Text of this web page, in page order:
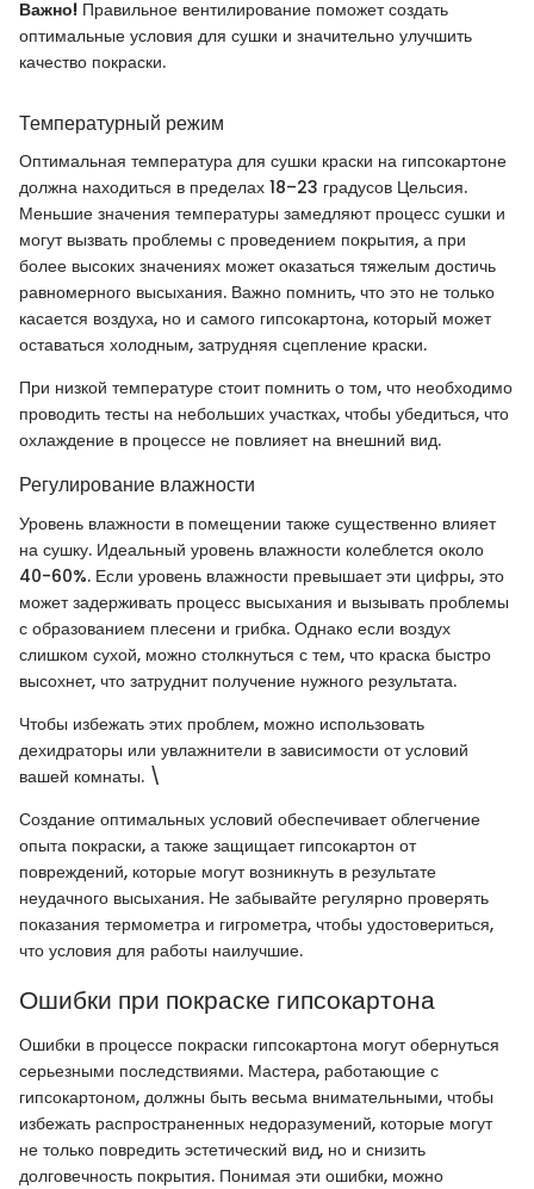
Важно! Правильное вентилирование поможет создать
оптимальные условия для сушки и значительно улучшить
качество покраски.
Температурный режим
Оптимальная температура для сушки краски на гипсокартоне
должна находиться в пределах 18–23 градусов Цельсия.
Меньшие значения температуры замедляют процесс сушки и
могут вызвать проблемы с проведением покрытия, а при
более высоких значениях может оказаться тяжелым достичь
равномерного высыхания. Важно помнить, что это не только
касается воздуха, но и самого гипсокартона, который может
оставаться холодным, затрудняя сцепление краски.
При низкой температуре стоит помнить о том, что необходимо
проводить тесты на небольших участках, чтобы убедиться, что
охлаждение в процессе не повлияет на внешний вид.
Регулирование влажности
Уровень влажности в помещении также существенно влияет
на сушку. Идеальный уровень влажности колеблется около
40-60%. Если уровень влажности превышает эти цифры, это
может задерживать процесс высыхания и вызывать проблемы
с образованием плесени и грибка. Однако если воздух
слишком сухой, можно столкнуться с тем, что краска быстро
высохнет, что затруднит получение нужного результата.
Чтобы избежать этих проблем, можно использовать
дехидраторы или увлажнители в зависимости от условий
вашей комнаты. \
Создание оптимальных условий обеспечивает облегчение
опыта покраски, а также защищает гипсокартон от
повреждений, которые могут возникнуть в результате
неудачного высыхания. Не забывайте регулярно проверять
показания термометра и гигрометра, чтобы удостовериться,
что условия для работы наилучшие.
Ошибки при покраске гипсокартона
Ошибки в процессе покраски гипсокартона могут обернуться
серьезными последствиями. Мастера, работающие с
гипсокартоном, должны быть весьма внимательными, чтобы
избежать распространенных недоразумений, которые могут
не только повредить эстетический вид, но и снизить
долговечность покрытия. Понимая эти ошибки, можно